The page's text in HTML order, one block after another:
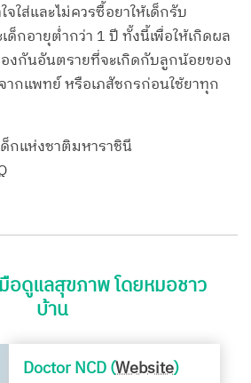
ใส่และไม่ควรซื้อยาให้เด็กรับ
ด็กอายุต่ำกว่า 1 ปี ทั้งนี้เพื่อให้เกิดผล
งกันอันตรายที่จะเกิดกับลูกน้อยของ
ากแพทย์ หรือเภสัชกรก่อนใช้ยาทุก
กแห่งชาติมหาราชินี
อดูแลสุขภาพ โดยหมอชาว
บ้าน
Doctor NCD (Website)